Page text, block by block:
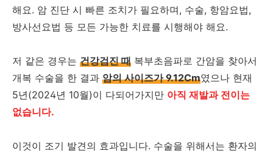
해요. 암 진단 시 빠른 조치가 필요하며, 수술, 항암요법,
방사선요법 등 모든 가능한 치료를 시행해야 해요.
저 같은 경우는 건강검진 때 복부초음파로 간암을 찾아서
개복 수술을 한 결과 암의 사이즈가 9.12Cm였으나 현재
5년(2024년 10월)이 다되어가지만 아직 재발과 전이는
없습니다.
이것이 조기 발견의 효과입니다. 수술을 위해서는 환자의